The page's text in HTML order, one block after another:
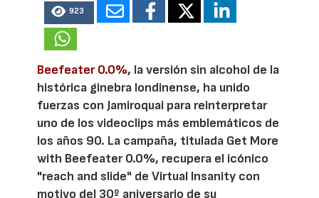
923
Beefeater 0.0%, la versión sin alcohol de la
histórica ginebra londinense, ha unido
fuerzas con Jamiroquai para reinterpretar
uno de los videoclips más emblemáticos de
los años 90. La campaña, titulada Get More
with Beefeater 0.0%, recupera el icónico
"reach and slide" de Virtual Insanity con
motivo del 30º aniversario de su